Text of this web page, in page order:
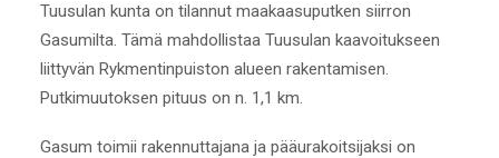
Tuusulan kunta on tilannut maakaasuputken siirron
Gasumilta. Tämä mahdollistaa Tuusulan kaavoitukseen
liittyvän Rykmentinpuiston alueen rakentamisen.
Putkimuutoksen pituus on n. 1,1 km.
Gasum toimii rakennuttajana ja pääurakoitsijaksi on